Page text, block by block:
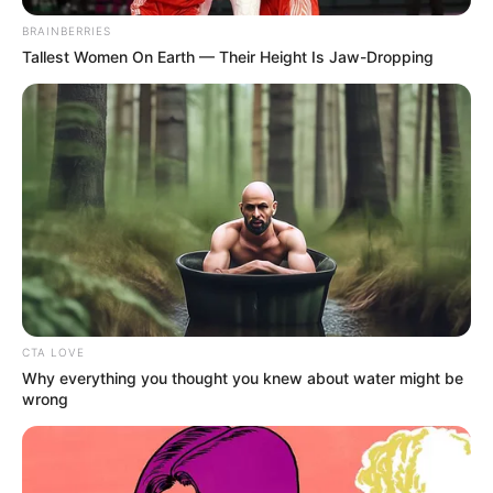
A tragédia híre gyorsan bejárta Franciaországot.
Több közéleti szereplő is megszólalt az ügyben,
„Louis 17 éves volt. Csapdába csalták, brutálisan
bántalmazták, és magára hagyták. Ez a kitörő
erőszak elviselhetetlen és undorító.”
A politikus részvétét fejezte ki a fiú családjának is.
BRAINBERRIES
Tallest Women On Earth — Their Height Is Jaw-Dropping
CTA LOVE
Why everything you thought you knew about water might be
wrong